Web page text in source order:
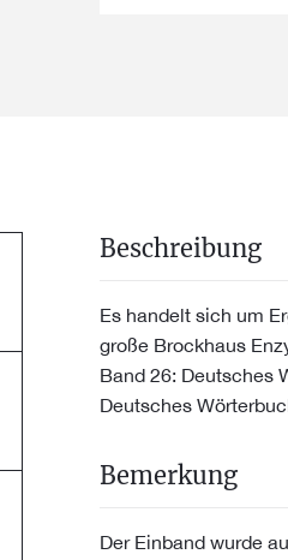
Beschreibung
Es handelt sich um
große Brockhaus
Band 26: Deutsches
Deutsches
Bemerkung
Der Einband wurde